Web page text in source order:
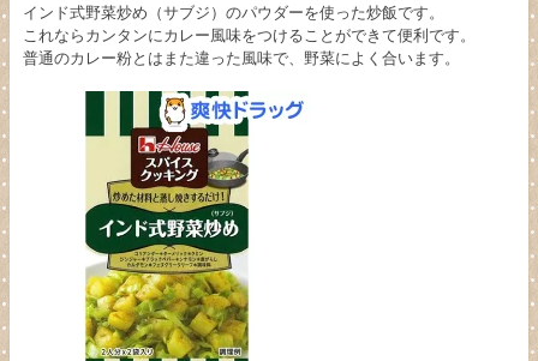
インド式野菜炒め（サブジ）のパウダーを使った炒飯です。
これならカンタンにカレー風味をつけることができて便利です。
普通のカレー粉とはまた違った風味で、野菜によく合います。